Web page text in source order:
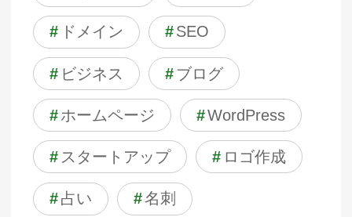
# ドメイン #SEO
# ビジネス # ブログ
#ホームページ #WordPress
# スタートアップ # ロゴ作成
#占い #名刺